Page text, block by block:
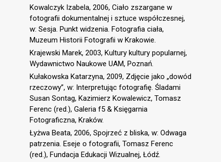
Kowalczyk Izabela, 2006, Ciało zszargane w
fotografii dokumentalnej i sztuce współczesnej,
w: Sesja. Punkt widzenia. Fotografia ciała,
Muzeum Historii Fotografii w Krakowie.
Krajewski Marek, 2003, Kultury kultury popularnej,
Wydawnictwo Naukowe UAM, Poznań.
Kułakowska Katarzyna, 2009, Zdjęcie jako „dowód
rzeczowy”, w: Interpretując fotografię. Śladami
Susan Sontag, Kazimierz Kowalewicz, Tomasz
Ferenc (red.), Galeria f5 & Księgarnia
Fotograficzna, Kraków.
Łyżwa Beata, 2006, Spojrzeć z bliska, w: Odwaga
patrzenia. Eseje o fotografii, Tomasz Ferenc
(red.), Fundacja Edukacji Wizualnej, Łódź.